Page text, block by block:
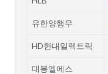
유한양행우
HD현대일렉트릭
대봉엘에스